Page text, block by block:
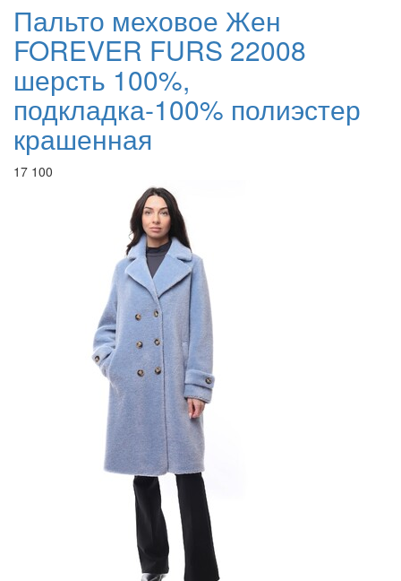
Пальто меховое Жен
FOREVER FURS 22008
шерсть 100%,
подкладка-100% полиэстер
крашенная
17 100